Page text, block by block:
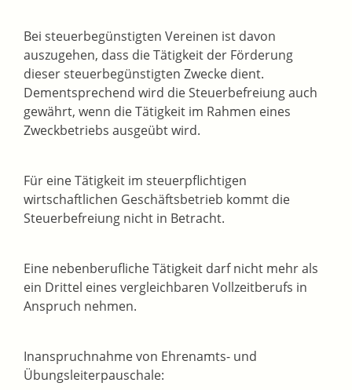
Bei steuerbegünstigten Vereinen ist davon
auszugehen, dass die Tätigkeit der Förderung
dieser steuerbegünstigten Zwecke dient.
Dementsprechend wird die Steuerbefreiung auch
gewährt, wenn die Tätigkeit im Rahmen eines
Zweckbetriebs ausgeübt wird.
Für eine Tätigkeit im steuerpflichtigen
wirtschaftlichen Geschäftsbetrieb kommt die
Steuerbefreiung nicht in Betracht.
Eine nebenberufliche Tätigkeit darf nicht mehr als
ein Drittel eines vergleichbaren Vollzeitberufs in
Anspruch nehmen.
Inanspruchnahme von Ehrenamts- und
Übungsleiterpauschale: